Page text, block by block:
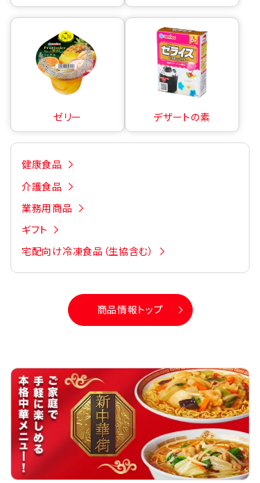
ゼリー デザートの素
健康食品
介護食品
業務用商品
ギフト
宅配向け冷凍食品（生協含む）
商品情報トップ